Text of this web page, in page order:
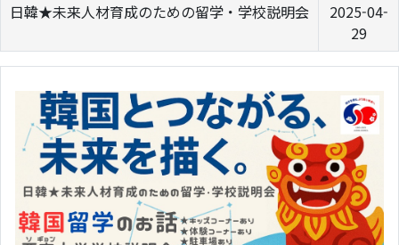
日韓★未来人材育成のための留学・学校説明会
2025-04-
29